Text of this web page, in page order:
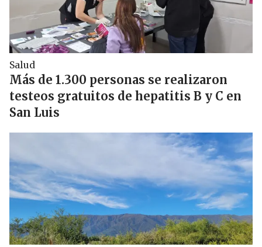
Salud
Más de 1.300 personas se realizaron
testeos gratuitos de hepatitis B y C en
San Luis